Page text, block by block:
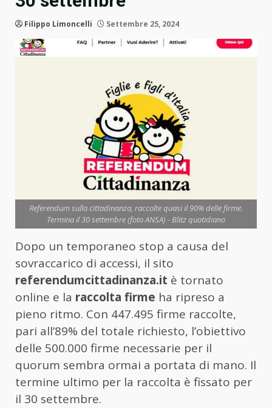
Filippo Limoncelli Settembre 25, 2024
Referendum sulla cittadinanza, raccolte quasi il 90% delle firme.
Termina il 30 settembre (foto ANSA) - Blitz quotidiano
Dopo un temporaneo stop a causa del
sovraccarico di accessi, il sito
referendumcittadinanza.it è tornato
online e la raccolta firme ha ripreso a
pieno ritmo. Con 447.495 firme raccolte,
pari all’89% del totale richiesto, l’obiettivo
delle 500.000 firme necessarie per il
quorum sembra ormai a portata di mano. Il
termine ultimo per la raccolta è fissato per
il 30 settembre.